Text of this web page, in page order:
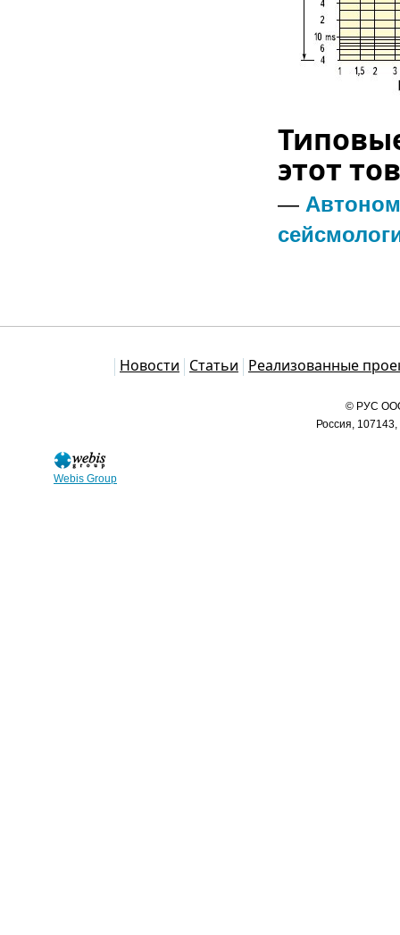
Webis Group
этот
—
Новости Статьи Реализованные
© РУС ООО
Россия,